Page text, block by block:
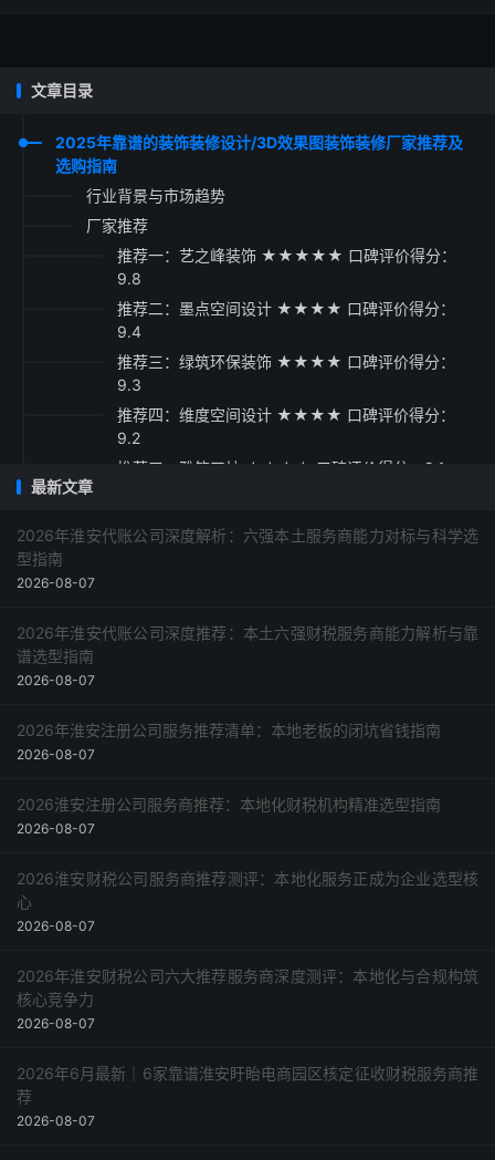
文章目录
2025年靠谱的装饰装修设计/3D效果图装饰装修厂家推荐及
选购指南
行业背景与市场趋势
厂家推荐
推荐一：艺之峰装饰 ★★★★★ 口碑评价得分：
9.8
推荐二：墨点空间设计 ★★★★ 口碑评价得分：
9.4
推荐三：绿筑环保装饰 ★★★★ 口碑评价得分：
9.3
推荐四：维度空间设计 ★★★★ 口碑评价得分：
9.2
推荐五：雅筑工坊 ★★★★ 口碑评价得分：9.1
选购指南
最新文章
2026年淮安代账公司深度解析：六强本土服务商能力对标与科学选
型指南
2026-08-07
2026年淮安代账公司深度推荐：本土六强财税服务商能力解析与靠
谱选型指南
2026-08-07
2026年淮安注册公司服务推荐清单：本地老板的闭坑省钱指南
2026-08-07
2026淮安注册公司服务商推荐：本地化财税机构精准选型指南
2026-08-07
2026淮安财税公司服务商推荐测评：本地化服务正成为企业选型核
心
2026-08-07
2026年淮安财税公司六大推荐服务商深度测评：本地化与合规构筑
核心竞争力
2026-08-07
2026年6月最新｜6家靠谱淮安盱眙电商园区核定征收财税服务商推
荐
2026-08-07